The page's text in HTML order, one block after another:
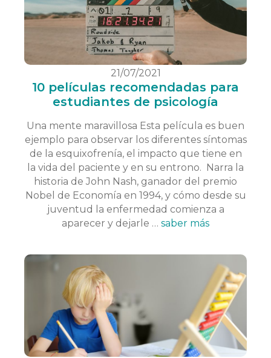
21/07/2021
10 películas recomendadas para
estudiantes de psicología
Una mente maravillosa Esta película es buen
ejemplo para observar los diferentes síntomas
de la esquixofrenía, el impacto que tiene en
la vida del paciente y en su entrono. Narra la
historia de John Nash, ganador del premio
Nobel de Economía en 1994, y cómo desde su
juventud la enfermedad comienza a
aparecer y dejarle … saber más